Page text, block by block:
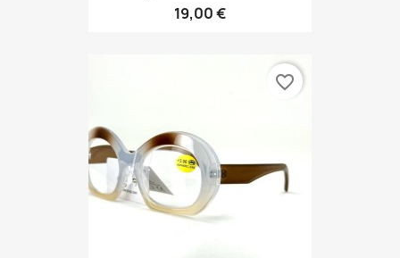
19,00 €
favorite_border